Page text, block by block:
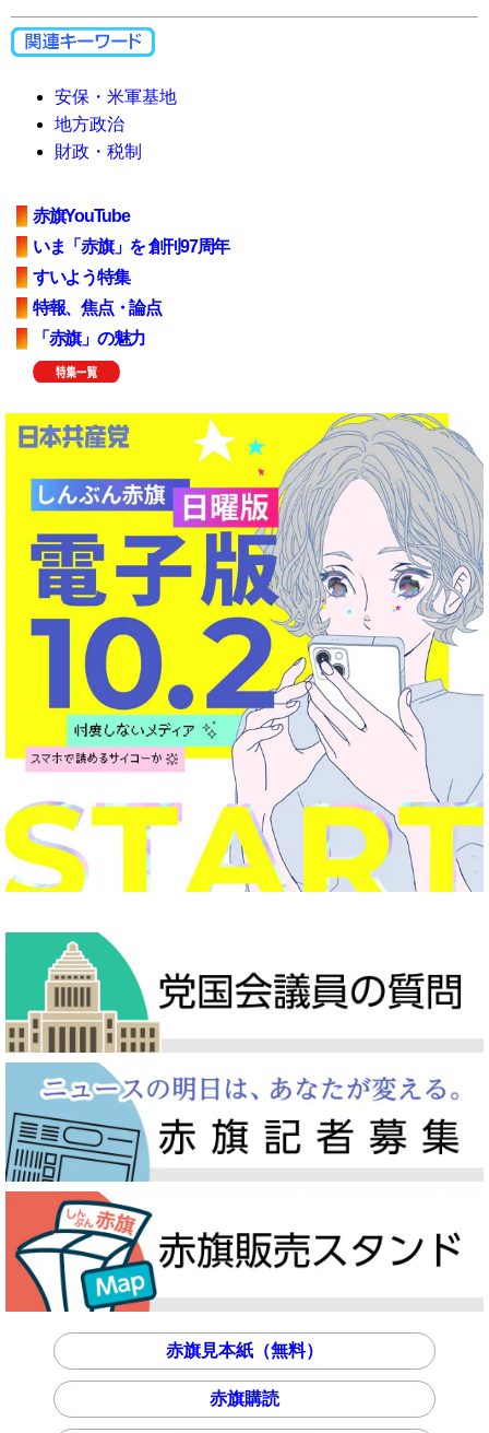
安保・米軍基地
地方政治
財政・税制
赤旗YouTube
いま「赤旗」を 創刊97周年
すいよう特集
特報、焦点・論点
「赤旗」の魅力
赤旗見本紙（無料）
赤旗購読